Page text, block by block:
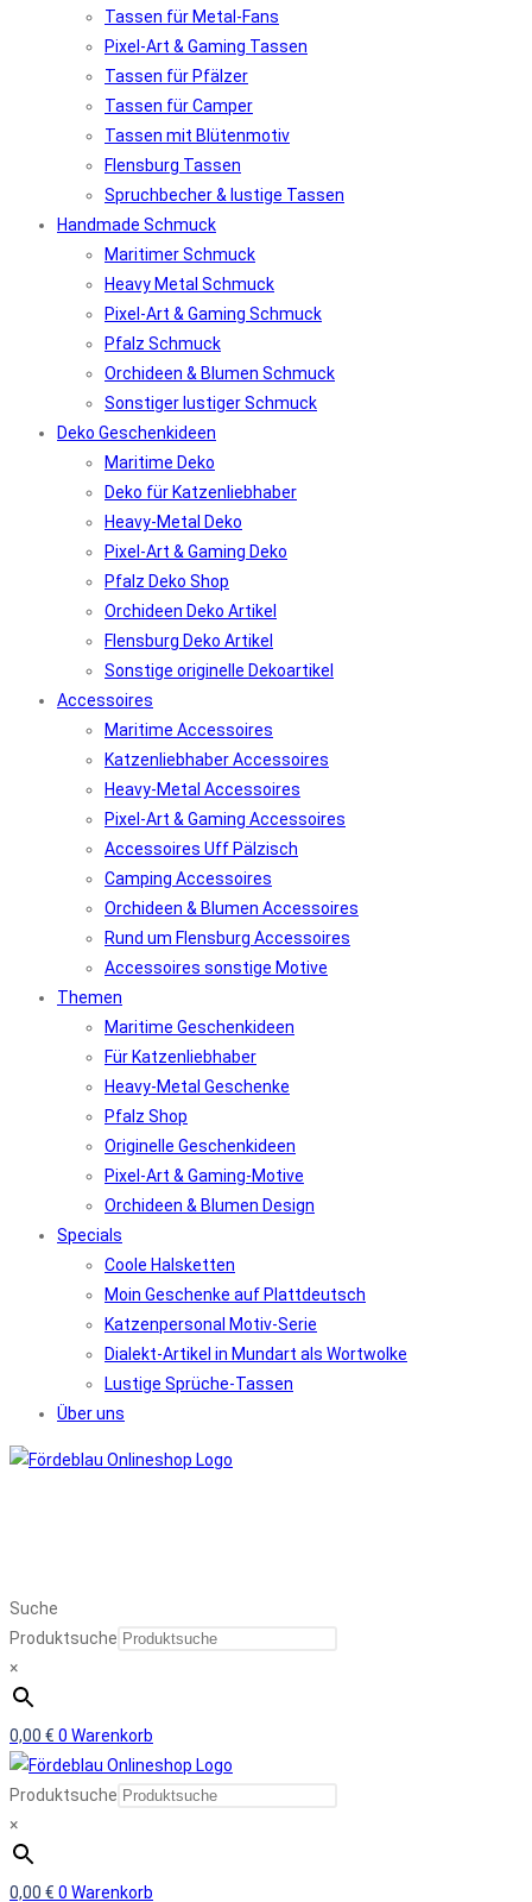
Tassen für Metal-Fans
Pixel-Art & Gaming Tassen
Tassen für Pfälzer
Tassen für Camper
Tassen mit Blütenmotiv
Flensburg Tassen
Spruchbecher & lustige Tassen
Handmade Schmuck
Maritimer Schmuck
Heavy Metal Schmuck
Pixel-Art & Gaming Schmuck
Pfalz Schmuck
Orchideen & Blumen Schmuck
Sonstiger lustiger Schmuck
Deko Geschenkideen
Maritime Deko
Deko für Katzenliebhaber
Heavy-Metal Deko
Pixel-Art & Gaming Deko
Pfalz Deko Shop
Orchideen Deko Artikel
Flensburg Deko Artikel
Sonstige originelle Dekoartikel
Accessoires
Maritime Accessoires
Katzenliebhaber Accessoires
Heavy-Metal Accessoires
Pixel-Art & Gaming Accessoires
Accessoires Uff Pälzisch
Camping Accessoires
Orchideen & Blumen Accessoires
Rund um Flensburg Accessoires
Accessoires sonstige Motive
Themen
Maritime Geschenkideen
Für Katzenliebhaber
Heavy-Metal Geschenke
Pfalz Shop
Originelle Geschenkideen
Pixel-Art & Gaming-Motive
Orchideen & Blumen Design
Specials
Coole Halsketten
Moin Geschenke auf Plattdeutsch
Katzenpersonal Motiv-Serie
Dialekt-Artikel in Mundart als Wortwolke
Lustige Sprüche-Tassen
Über uns
Suche
Produktsuche
×
0,00 € 0 Warenkorb
Produktsuche
×
0,00 € 0 Warenkorb